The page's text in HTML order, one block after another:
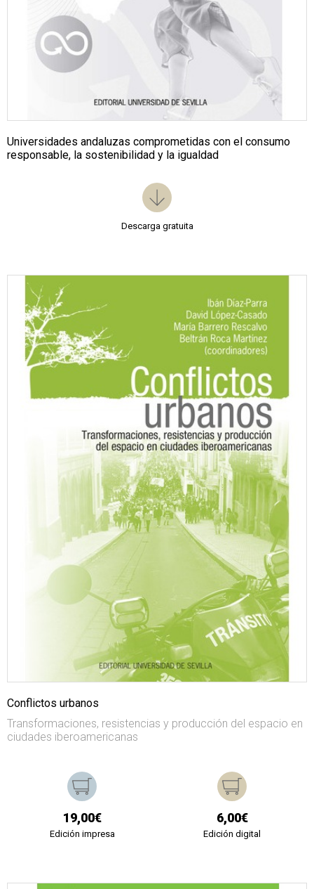
Universidades andaluzas comprometidas con el consumo
responsable, la sostenibilidad y la igualdad
Descarga gratuita
Conflictos urbanos
Transformaciones, resistencias y producción del espacio en
ciudades iberoamericanas
19,00€
Edición impresa
6,00€
Edición digital